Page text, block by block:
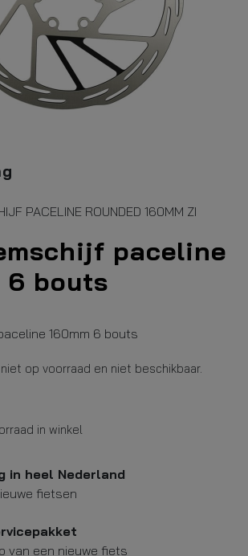
PACELINE ROUNDED 160MM ZI
paceline
6 bouts
160mm 6 bouts
op voorraad en niet beschikbaar.
in winkel
in heel Nederland
fietsen
van een nieuwe fiets